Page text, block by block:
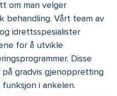
om man velger
behandling. Vårt team av
idrettsspesialister
for å utvikle
Disse
gradvis gjenoppretting
i ankelen.